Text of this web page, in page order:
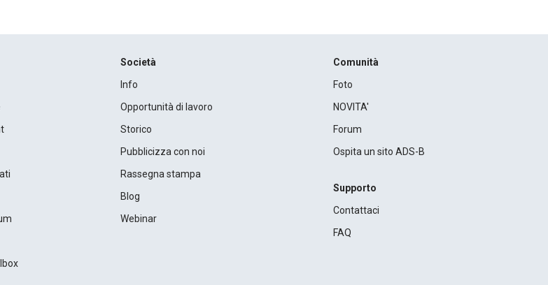
Società
Info
Opportunità di lavoro
Storico
Pubblicizza con noi
Rassegna stampa
Blog
Webinar
Comunità
Foto
NOVITA'
Forum
Ospita un sito ADS-B
Supporto
Contattaci
FAQ